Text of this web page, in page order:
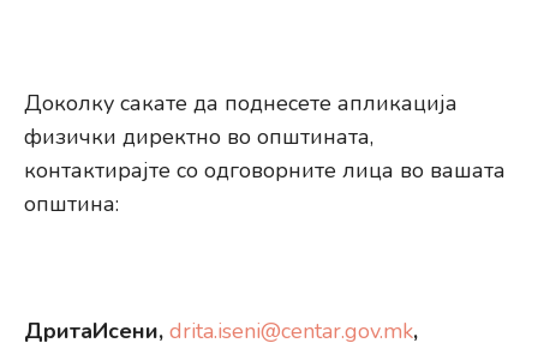
Доколку сакате да поднесете апликација
физички директно во општината,
контактирајте со одговорните лица во вашата
општина:
ДритаИсени, drita.iseni@centar.gov.mk,